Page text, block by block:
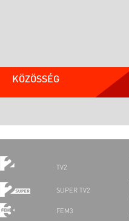
KÖZÖSSÉG
TV2
SUPER TV2
FEM3